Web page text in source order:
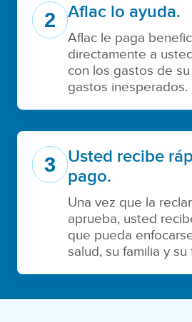
2 Aflac lo ayuda.
Aflac le paga
directamente a
con los gastos de
gastos inesperados.
3
Usted recibe
pago.
Una vez que la
aprueba, usted
que pueda
salud, su familia y su